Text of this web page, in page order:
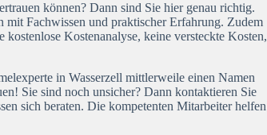
können? Dann sind Sie hier genau richtig.
mit Fachwissen und praktischer Erfahrung. Zudem
kostenlose Kostenanalyse, keine versteckte Kosten,
in Wasserzell mittlerweile einen Namen
Sie sind noch unsicher? Dann kontaktieren Sie
sich beraten. Die kompetenten Mitarbeiter helfen